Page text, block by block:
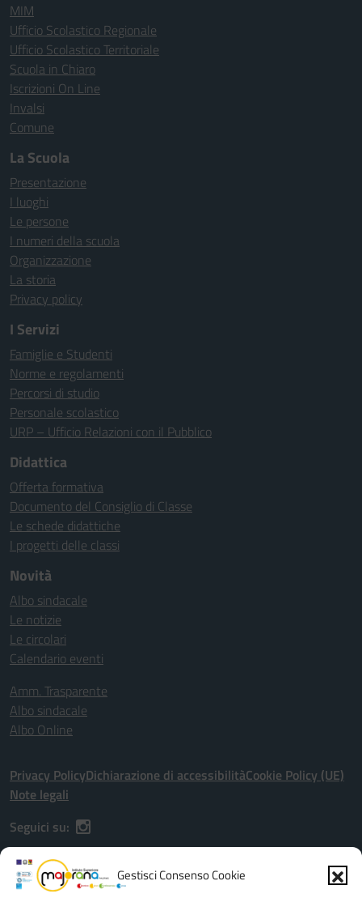
Gestisci Consenso Cookie
MIM
Ufficio Scolastico Regionale
Ufficio Scolastico Territoriale
Scuola in Chiaro
Iscrizioni On Line
Invalsi
Comune
La Scuola
Presentazione
I luoghi
Le persone
I numeri della scuola
Organizzazione
La storia
Privacy policy
I Servizi
Famiglie e Studenti
Norme e regolamenti
Percorsi di studio
Personale scolastico
URP – Ufficio Relazioni con il Pubblico
Didattica
Offerta formativa
Documento del Consiglio di Classe
Le schede didattiche
I progetti delle classi
Novità
Albo sindacale
Le notizie
Le circolari
Calendario eventi
Amm. Trasparente
Albo sindacale
Albo Online
Privacy PolicyDichiarazione di accessibilitàCookie Policy (UE)
Note legali
Seguici su:
Indirizzo:Via G. Astorino, 56, Palermo (PA), 90146 - Viale dell'Olimpo,
20/22, Palermo (PA), 90149